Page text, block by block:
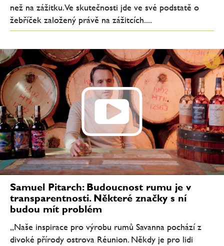
než na zážitku. Ve skutečnosti jde ve své podstatě o
žebříček založený právě na zážitcích....
Samuel Pitarch: Budoucnost rumu je v
transparentnosti. Některé značky s ní
budou mít problém
„Naše inspirace pro výrobu rumů Savanna pochází z
divoké přírody ostrova Réunion. Někdy je pro lidi